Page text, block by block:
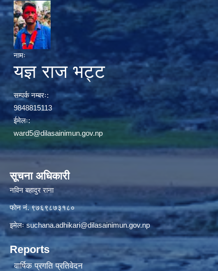
नामः
यज्ञ राज भट्ट
सम्पर्क नम्बरः:
9848815113
ईमेलः:
ward5@dilasainimun.gov.np
सूचना अधिकारी
नविन बहादुर राना
फाेन नं. ९७६९८७३१८०
इमेलःsuchana.adhikari@dilasainimun.gov.np
Reports
वार्षिक प्रगति प्रतिवेदन